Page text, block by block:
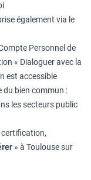
également via le
Personnel de
« Dialoguer avec la
est accessible
bien commun :
les secteurs public
» à Toulouse sur